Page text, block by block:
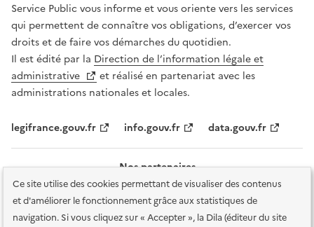
Ce site utilise des cookies permettant de visualiser des contenus
et d'améliorer le fonctionnement grâce aux statistiques de
navigation. Si vous cliquez sur « Accepter », la Dila (éditeur du site
Service Public vous informe et vous oriente vers les services
qui permettent de connaître vos obligations, d’exercer vos
droits et de faire vos démarches du quotidien.
Il est édité par la Direction de l’information légale et
administrative
et réalisé en partenariat avec les
administrations nationales et locales.
legifrance.gouv.fr info.gouv.fr data.gouv.fr
Nos partenaires